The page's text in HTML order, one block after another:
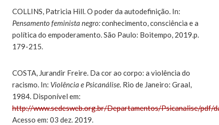
COLLINS, Patricia Hill. O poder da autodefinição. In:
Pensamento feminista negro:conhecimento, consciência e a
política do empoderamento. São Paulo: Boitempo, 2019.p.
179-215.
COSTA, Jurandir Freire. Da cor ao corpo: a violência do
racismo. In: Violência e Psicanálise. Rio de Janeiro: Graal,
1984. Disponível em:
http://www.sedesweb.org.br/Departamentos/Psicanalise/pdf/
Acesso em: 03 dez. 2019.